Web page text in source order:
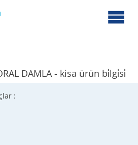
DAMLA - kisa ürün bi̇lgi̇si̇
: